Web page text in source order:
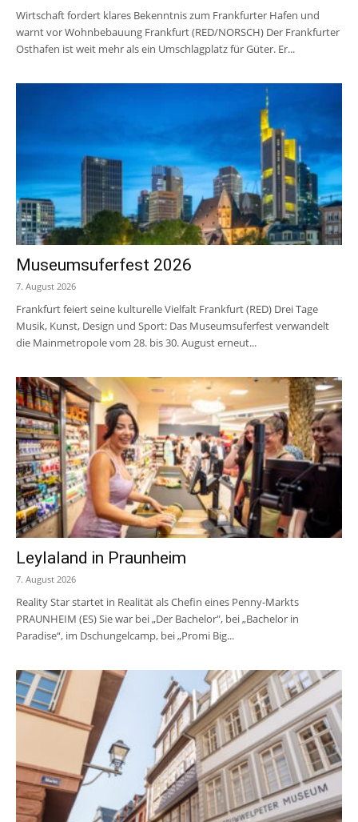
Wirtschaft fordert klares Bekenntnis zum Frankfurter Hafen und
warnt vor Wohnbebauung Frankfurt (RED/NORSCH) Der Frankfurter
Osthafen ist weit mehr als ein Umschlagplatz für Güter. Er...
Museumsuferfest 2026
7. August 2026
Frankfurt feiert seine kulturelle Vielfalt Frankfurt (RED) Drei Tage
Musik, Kunst, Design und Sport: Das Museumsuferfest verwandelt
die Mainmetropole vom 28. bis 30. August erneut...
Leylaland in Praunheim
7. August 2026
Reality Star startet in Realität als Chefin eines Penny-Markts
PRAUNHEIM (ES) Sie war bei „Der Bachelor", bei „Bachelor in
Paradise“, im Dschungelcamp, bei „Promi Big...